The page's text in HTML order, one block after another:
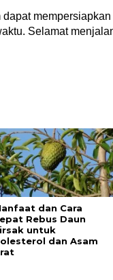
Selamat
dan Cara
Rebus Daun
untuk
dan Asam